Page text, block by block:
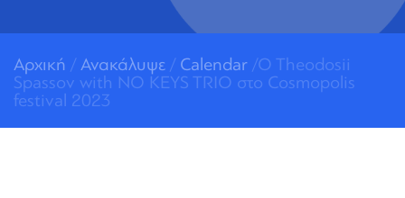
Αρχική / Ανακάλυψε / Calendar /O Theodosii
Spassov with NO KEYS TRIO στο Cosmopolis
festival 2023